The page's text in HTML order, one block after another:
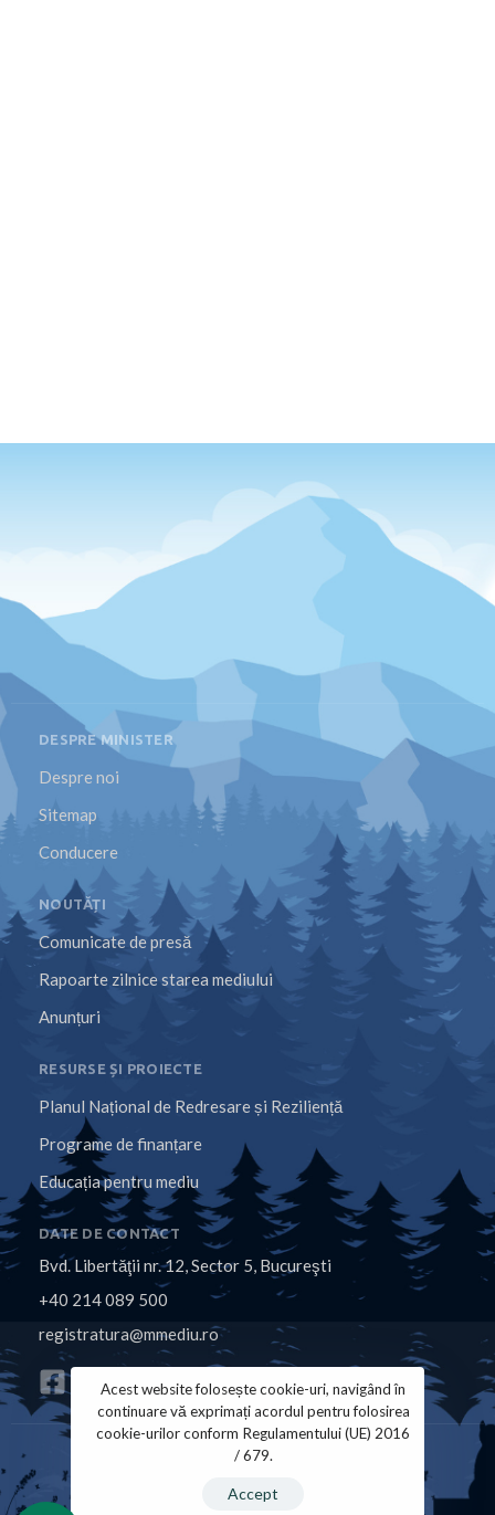
DESPRE MINISTER
Despre noi
Sitemap
Conducere
NOUTĂȚI
Comunicate de presă
Rapoarte zilnice starea mediului
Anunțuri
RESURSE ȘI PROIECTE
Planul Național de Redresare și Reziliență
Programe de finanțare
Educația pentru mediu
DATE DE CONTACT
Bvd. Libertăţii nr. 12, Sector 5, Bucureşti
+40 214 089 500
registratura@mmediu.ro
Acest website folosește cookie-uri, navigând în
continuare vă exprimați acordul pentru folosirea
cookie-urilor conform Regulamentului (UE) 2016
/ 679.
Accept